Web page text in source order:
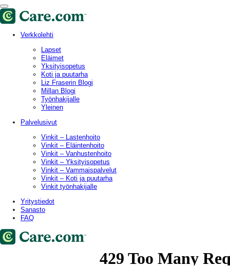
Verkkolehti
Lapset
Eläimet
Yksityisopetus
Koti ja puutarha
Liz Fraserin Blogi
Millan Blogi
Työnhakijalle
Yleinen
Palvelusivut
Vinkit – Lastenhoito
Vinkit – Eläintenhoito
Vinkit – Vanhustenhoito
Vinkit – Yksityisopetus
Vinkit – Vammaispalvelut
Vinkit – Koti ja puutarha
Vinkit työnhakijalle
Yritystiedot
Sanasto
FAQ